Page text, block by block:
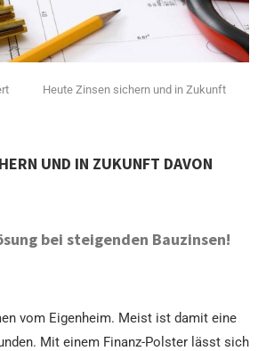
Heute Zinsen sichern und in Zukunft
UND IN ZUKUNFT DAVON
bei steigenden Bauzinsen!
vom Eigenheim. Meist ist damit eine
Mit einem Finanz-Polster lässt sich